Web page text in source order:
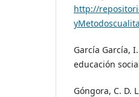
http://
García García,
educación
Góngora, C. D.